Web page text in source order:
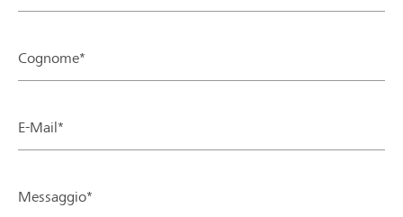
Cognome*
E-Mail*
Messaggio*